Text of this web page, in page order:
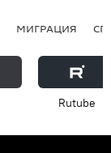
МИГРАЦИЯ
Rutube